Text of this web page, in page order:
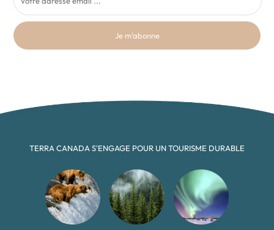
Je m'abonne
TERRA CANADA S'ENGAGE POUR UN TOURISME DURABLE